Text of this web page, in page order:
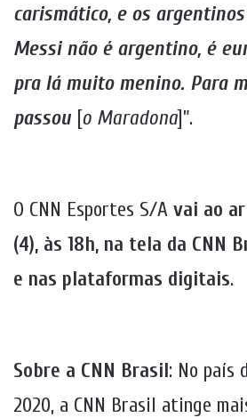
carismático, e os
Messi não é argentino, é
pra lá muito menino. Para
passou [o Maradona]”.
O CNN Esportes S/A vai ao
(4), às 18h, na tela da CNN
e nas plataformas digitais.
Sobre a CNN Brasil: No país
2020, a CNN Brasil atinge